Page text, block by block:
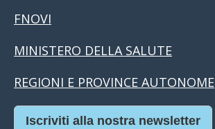
FNOVI
MINISTERO DELLA SALUTE
REGIONI E PROVINCE AUTONOME
Iscriviti alla nostra newsletter